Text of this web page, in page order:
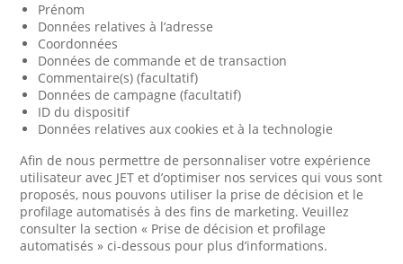
Prénom
Données relatives à l’adresse
Coordonnées
Données de commande et de transaction
Commentaire(s) (facultatif)
Données de campagne (facultatif)
ID du dispositif
Données relatives aux cookies et à la technologie
Afin de nous permettre de personnaliser votre expérience
utilisateur avec JET et d’optimiser nos services qui vous sont
proposés, nous pouvons utiliser la prise de décision et le
profilage automatisés à des fins de marketing. Veuillez
consulter la section « Prise de décision et profilage
automatisés » ci-dessous pour plus d’informations.